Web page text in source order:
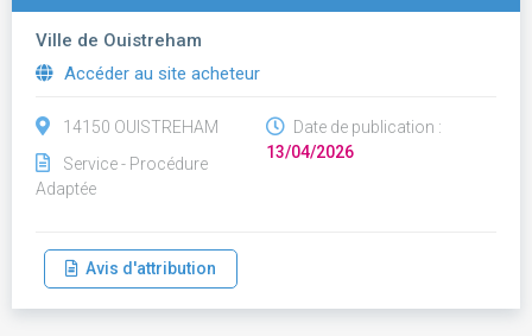
Ville de Ouistreham
Accéder au site acheteur
14150 OUISTREHAM
Service - Procédure
Adaptée
Date de publication :
13/04/2026
Avis d'attribution